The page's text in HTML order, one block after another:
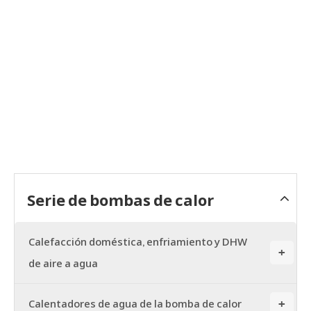
Serie de bombas de calor
+
Calefacción doméstica, enfriamiento y DHW
de aire a agua
+
Calentadores de agua de la bomba de calor